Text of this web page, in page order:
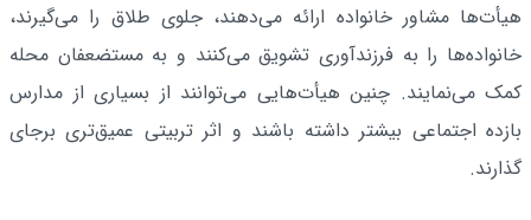
هیأت‌ها مشاور خانواده ارائه می‌دهند، جلوی طلاق را می‌گیرند،
خانواده‌ها را به فرزندآوری تشویق می‌کنند و به مستضعفان محله
کمک می‌نمایند. چنین هیأت‌هایی می‌توانند از بسیاری از مدارس
بازده اجتماعی بیشتر داشته باشند و اثر تربیتی عمیق‌تری برجای
گذارند.